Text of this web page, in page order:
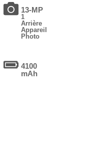
13-MP
1
Arrière
Appareil
Photo
4100
mAh